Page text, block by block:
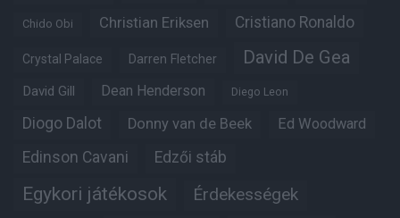
Chido Obi Christian Eriksen Cristiano Ronaldo
Crystal Palace Darren Fletcher David De Gea
David Gill Dean Henderson Diego Leon
Diogo Dalot Donny van de Beek Ed Woodward
Edinson Cavani Edzői stáb
Egykori játékosok Érdekességek